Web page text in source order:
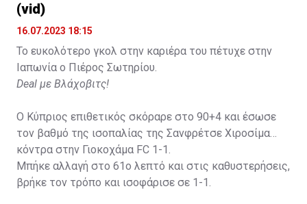
(vid)
16.07.2023 18:15
Το ευκολότερο γκολ στην καριέρα του πέτυχε στην
Ιαπωνία ο Πιέρος Σωτηρίου.
Deal με Βλάχοβιτς!
Ο Κύπριος επιθετικός σκόραρε στο 90+4 και έσωσε
τον βαθμό της ισοπαλίας της Σανφρέτσε Χιροσίμα
κόντρα στην Γιοκοχάμα FC 1-1.
Μπήκε αλλαγή στο 61ο λεπτό και στις καθυστερήσεις,
βρήκε τον τρόπο και ισοφάρισε σε 1-1.